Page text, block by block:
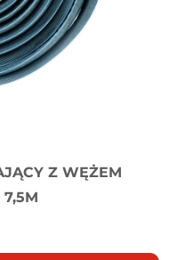
Z WĘŻEM